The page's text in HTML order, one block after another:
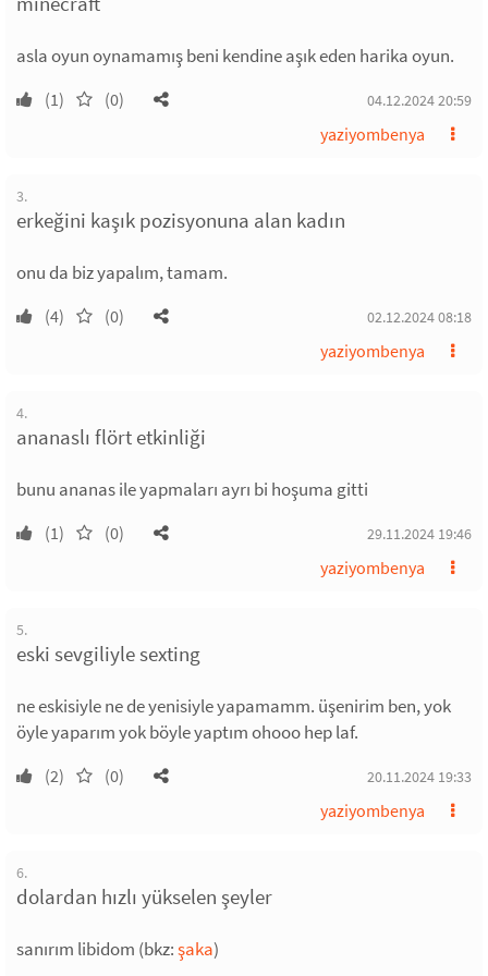
asla oyun oynamamış beni kendine aşık eden harika oyun.
(1) (0) 04.12.2024 20:59
yaziyombenya
3.
erkeğini kaşık pozisyonuna alan kadın
onu da biz yapalım, tamam.
(4) (0) 02.12.2024 08:18
yaziyombenya
4.
ananaslı flört etkinliği
bunu ananas ile yapmaları ayrı bi hoşuma gitti
(1) (0) 29.11.2024 19:46
yaziyombenya
5.
eski sevgiliyle sexting
ne eskisiyle ne de yenisiyle yapamamm. üşenirim ben, yok
öyle yaparım yok böyle yaptım ohooo hep laf.
(2) (0) 20.11.2024 19:33
yaziyombenya
6.
dolardan hızlı yükselen şeyler
sanırım libidom (bkz:şaka)